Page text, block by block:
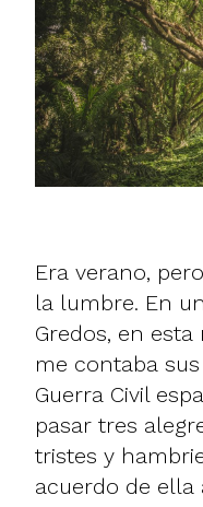
Era verano,
la lumbre. En
Gredos, en
me contaba
Guerra Civil
pasar tres
tristes y
acuerdo de ella